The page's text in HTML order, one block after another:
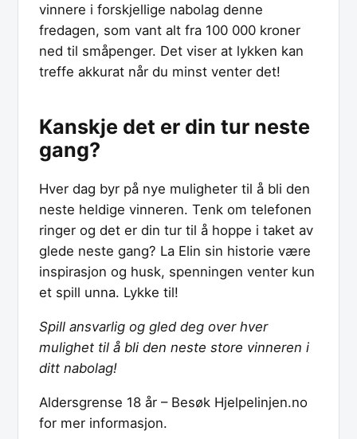
vinnere i forskjellige nabolag denne
fredagen, som vant alt fra 100 000 kroner
ned til småpenger. Det viser at lykken kan
treffe akkurat når du minst venter det!
Kanskje det er din tur neste
gang?
Hver dag byr på nye muligheter til å bli den
neste heldige vinneren. Tenk om telefonen
ringer og det er din tur til å hoppe i taket av
glede neste gang? La Elin sin historie være
inspirasjon og husk, spenningen venter kun
et spill unna. Lykke til!
Spill ansvarlig og gled deg over hver
mulighet til å bli den neste store vinneren i
ditt nabolag!
Aldersgrense 18 år – Besøk Hjelpelinjen.no
for mer informasjon.